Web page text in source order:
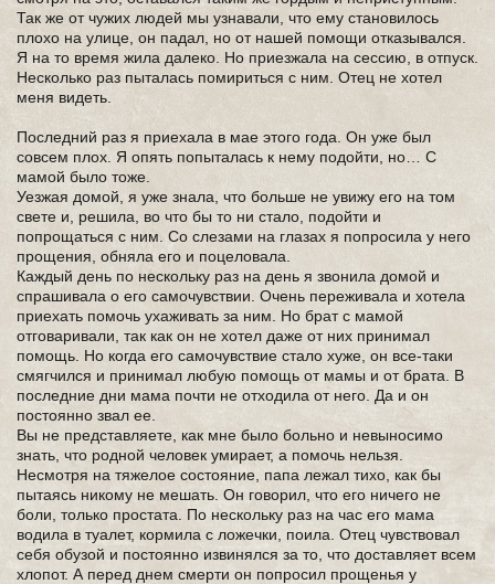
Так же от чужих людей мы узнавали, что ему становилось
плохо на улице, он падал, но от нашей помощи отказывался.
Я на то время жила далеко. Но приезжала на сессию, в отпуск.
Несколько раз пыталась помириться с ним. Отец не хотел
меня видеть.
Последний раз я приехала в мае этого года. Он уже был
совсем плох. Я опять попыталась к нему подойти, но… С
мамой было тоже.
Уезжая домой, я уже знала, что больше не увижу его на том
свете и, решила, во что бы то ни стало, подойти и
попрощаться с ним. Со слезами на глазах я попросила у него
прощения, обняла его и поцеловала.
Каждый день по нескольку раз на день я звонила домой и
спрашивала о его самочувствии. Очень переживала и хотела
приехать помочь ухаживать за ним. Но брат с мамой
отговаривали, так как он не хотел даже от них принимал
помощь. Но когда его самочувствие стало хуже, он все-таки
смягчился и принимал любую помощь от мамы и от брата. В
последние дни мама почти не отходила от него. Да и он
постоянно звал ее.
Вы не представляете, как мне было больно и невыносимо
знать, что родной человек умирает, а помочь нельзя.
Несмотря на тяжелое состояние, папа лежал тихо, как бы
пытаясь никому не мешать. Он говорил, что его ничего не
боли, только простата. По нескольку раз на час его мама
водила в туалет, кормила с ложечки, поила. Отец чувствовал
себя обузой и постоянно извинялся за то, что доставляет всем
хлопот. А перед днем смерти он попросил прощенья у